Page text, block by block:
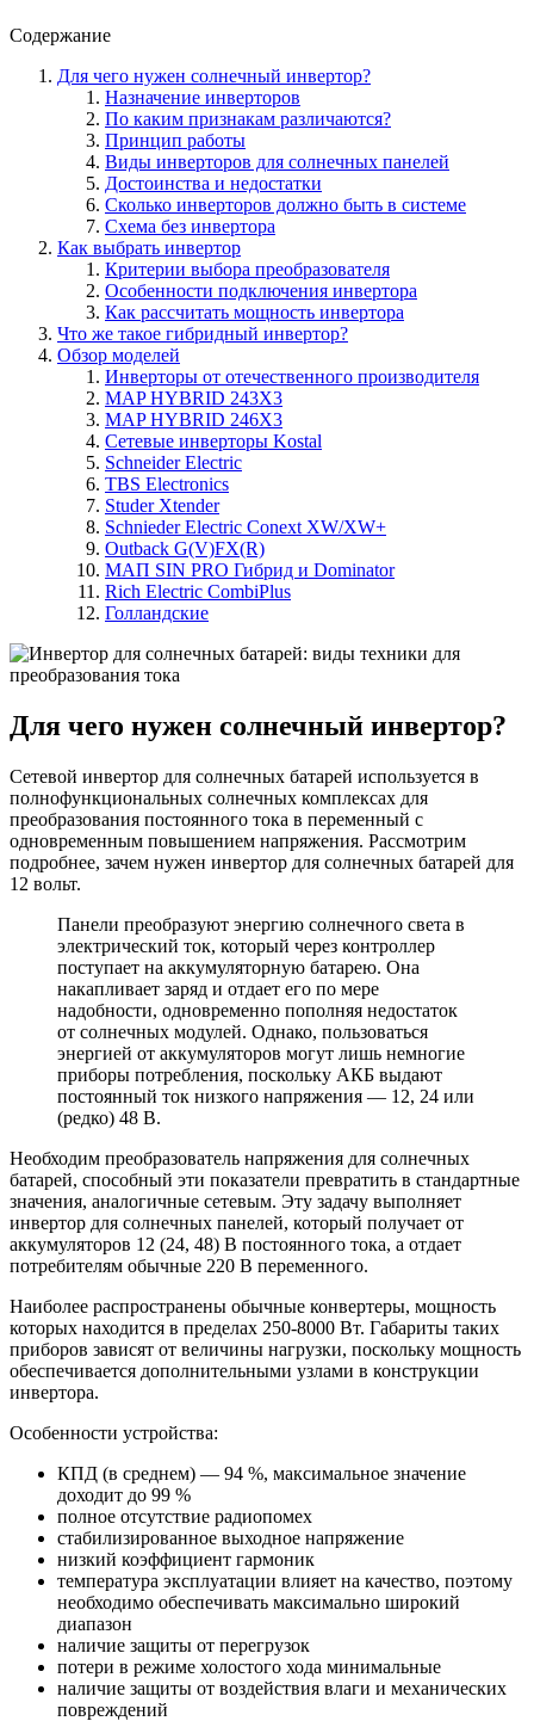
Содержание
Для чего нужен солнечный инвертор?
Назначение инверторов
По каким признакам различаются?
Принцип работы
Виды инверторов для солнечных панелей
Достоинства и недостатки
Сколько инверторов должно быть в системе
Схема без инвертора
Как выбрать инвертор
Критерии выбора преобразователя
Особенности подключения инвертора
Как рассчитать мощность инвертора
Что же такое гибридный инвертор?
Обзор моделей
Инверторы от отечественного производителя
MAP HYBRID 243X3
MAP HYBRID 246X3
Сетевые инверторы Kostal
Schneider Electric
TBS Electronics
Studer Xtender
Schnieder Electric Conext XW/XW+
Outback G(V)FX(R)
МАП SIN PRO Гибрид и Dominator
Rich Electric CombiPlus
Голландские
Для чего нужен солнечный инвертор?
Сетевой инвертор для солнечных батарей используется в
полнофункциональных солнечных комплексах для
преобразования постоянного тока в переменный с
одновременным повышением напряжения. Рассмотрим
подробнее, зачем нужен инвертор для солнечных батарей для
12 вольт.
Панели преобразуют энергию солнечного света в
электрический ток, который через контроллер
поступает на аккумуляторную батарею. Она
накапливает заряд и отдает его по мере
надобности, одновременно пополняя недостаток
от солнечных модулей. Однако, пользоваться
энергией от аккумуляторов могут лишь немногие
приборы потребления, поскольку АКБ выдают
постоянный ток низкого напряжения — 12, 24 или
(редко) 48 В.
Необходим преобразователь напряжения для солнечных
батарей, способный эти показатели превратить в стандартные
значения, аналогичные сетевым. Эту задачу выполняет
инвертор для солнечных панелей, который получает от
аккумуляторов 12 (24, 48) В постоянного тока, а отдает
потребителям обычные 220 В переменного.
Наиболее распространены обычные конвертеры, мощность
которых находится в пределах 250-8000 Вт. Габариты таких
приборов зависят от величины нагрузки, поскольку мощность
обеспечивается дополнительными узлами в конструкции
инвертора.
Особенности устройства:
КПД (в среднем) — 94 %, максимальное значение
доходит до 99 %
полное отсутствие радиопомех
стабилизированное выходное напряжение
низкий коэффициент гармоник
температура эксплуатации влияет на качество, поэтому
необходимо обеспечивать максимально широкий
диапазон
наличие защиты от перегрузок
потери в режиме холостого хода минимальные
наличие защиты от воздействия влаги и механических
повреждений